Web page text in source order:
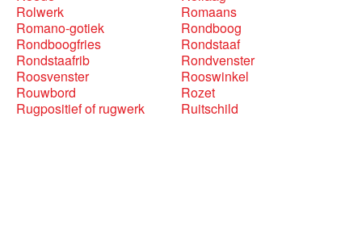
Rolwerk
Romaans
Romano-gotiek
Rondboog
Rondboogfries
Rondstaaf
Rondstaafrib
Rondvenster
Roosvenster
Rooswinkel
Rouwbord
Rozet
Rugpositief of rugwerk
Ruitschild